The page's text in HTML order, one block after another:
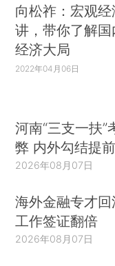
向松祚：宏观
讲，带你了解
经济大局
2022年04月06日
河南“三支一扶”
弊 内外勾结提
2026年08月07日
海外金融专才
工作签证翻倍
2026年08月07日